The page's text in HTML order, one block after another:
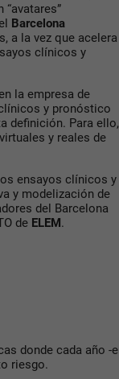
Barcelona
a la vez que acelera
clínicos y
la empresa de
y pronóstico
definición. Para ello,
y reales de
ensayos clínicos y
y modelización de
del Barcelona
de ELEM.
donde cada año -
riesgo.